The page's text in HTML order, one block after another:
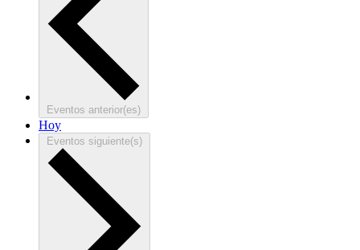
Eventos anterior(es)
Hoy
Eventos siguiente(s)